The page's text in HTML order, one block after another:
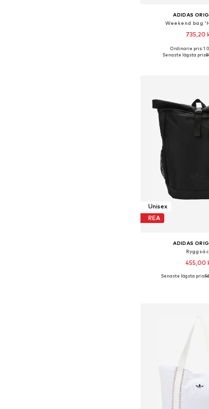
ADIDAS
Weekend bag
735,20
Tillgängliga
Ordinarie pris: 1
Senaste lägsta pris:
Unisex
REA
ADIDAS
455,00
Tillgängliga
Senaste lägsta pris: